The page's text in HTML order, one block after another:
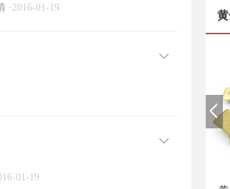
· 2016-01-19
01-19
新